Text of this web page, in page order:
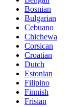
Bosnian
Bulgarian
Cebuano
Chichewa
Corsican
Croatian
Dutch
Estonian
Filipino
Finnish
Frisian